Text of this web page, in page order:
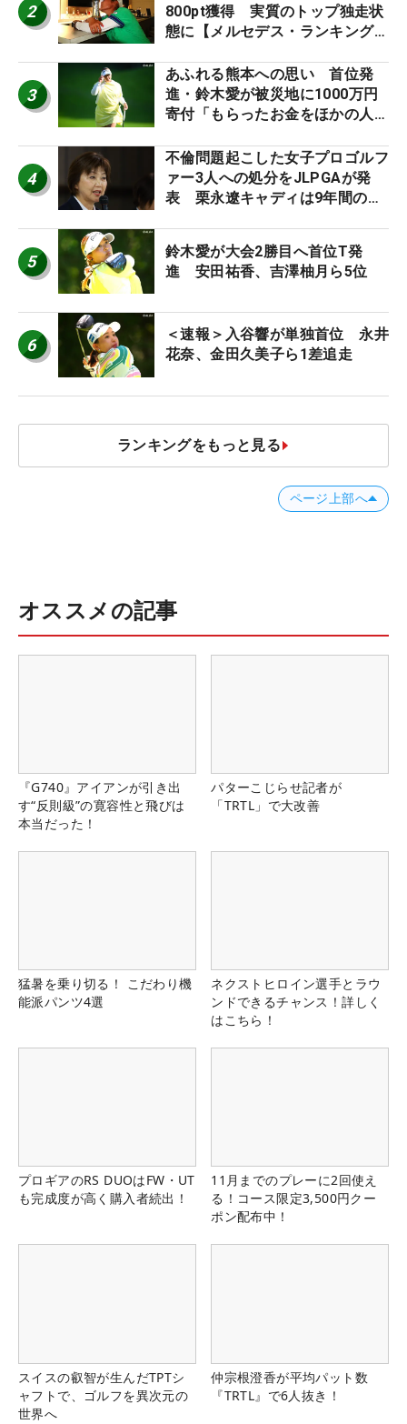
2
800pt獲得 実質のトップ独走状
態に【メルセデス・ランキング番
3
あふれる熊本への思い 首位発
進・鈴木愛が被災地に1000万円
寄付「もらったお金をほかの人
4
不倫問題起こした女子プロゴルフ
ァー3人への処分をJLPGAが発
表 栗永遼キャディは9年間の立
5
鈴木愛が大会2勝目へ首位T発
進 安田祐香、吉澤柚月ら5位
6
＜速報＞入谷響が単独首位 永井
花奈、金田久美子ら1差追走
ランキングをもっと見る
ページ上部へ
オススメの記事
『G740』アイアンが引き出
す“反則級”の寛容性と飛びは
本当だった！
パターこじらせ記者が
「TRTL」で大改善
猛暑を乗り切る！ こだわり機
能派パンツ4選
ネクストヒロイン選手とラウ
ンドできるチャンス！詳しく
はこちら！
プロギアのRS DUOはFW・UT
も完成度が高く購入者続出！
11月までのプレーに2回使え
る！コース限定3,500円クー
ポン配布中！
スイスの叡智が生んだTPTシ
ャフトで、ゴルフを異次元の
世界へ
仲宗根澄香が平均パット数
『TRTL』で6人抜き！